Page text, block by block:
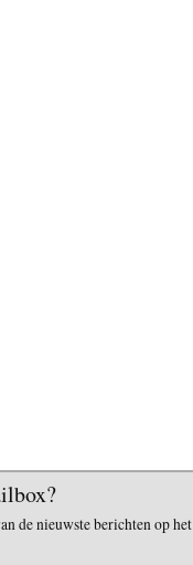
de nieuwste berichten op het